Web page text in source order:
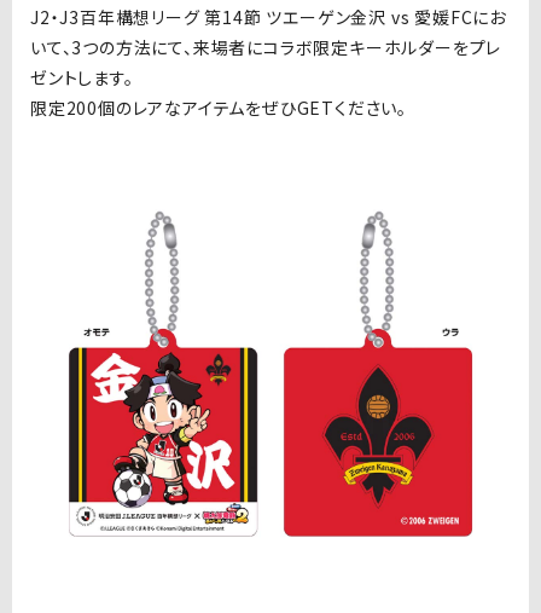
J2・J3百年構想リーグ 第14節 ツエーゲン金沢 vs 愛媛FCにお
いて、3つの方法にて、来場者にコラボ限定キーホルダーをプレ
ゼントします。
限定200個のレアなアイテムをぜひGETください。